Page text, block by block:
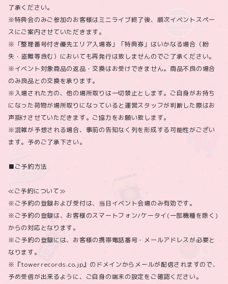
了承ください。
※特典会のみご参加のお客様はミニライブ終了後、順次イベントスペー
スにご案内させていただきます。
※「整理番号付き優先エリア入場券」「特典券」はいかなる場合（紛
失・盗難等含む）においても再発行は致しませんのでご了承ください。
※イベント対象商品の返品・交換はお受けできません。商品不良の場合
のみ良品との交換を承ります。
※入場された方の、他の場所取りは一切禁止とします。ご自身がお持ち
になった荷物が場所取りになっていると運営スタッフが判断した際はお
声掛けさせていただきます。ご協力をお願い致します。
※混雑が予想される場合、事前の告知なく列を形成する可能性がござい
ます。予めご了承下さい。
■ご予約方法
≪ご予約について≫
※ご予約の登録および受付は、当日イベント会場のみ有効です。
※ご予約の登録は、お客様のスマートフォン/ケータイ(一部機種を除く)
からの対応となります。
※ご予約の登録には、お客様の携帯電話番号・メールアドレスが必要と
なります。
※『towerrecords.co.jp』のドメインからメールが配信されますので、
予め受信が出来るように、ご自身の端末の設定をご確認ください。